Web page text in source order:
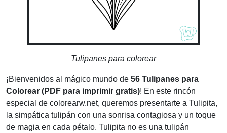
Tulipanes para colorear
¡Bienvenidos al mágico mundo de 56 Tulipanes para
Colorear (PDF para imprimir gratis)! En este rincón
especial de colorearw.net, queremos presentarte a Tulipita,
la simpática tulipán con una sonrisa contagiosa y un toque
de magia en cada pétalo. Tulipita no es una tulipán